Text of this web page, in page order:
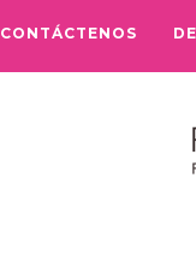
CONTÁCTENOS